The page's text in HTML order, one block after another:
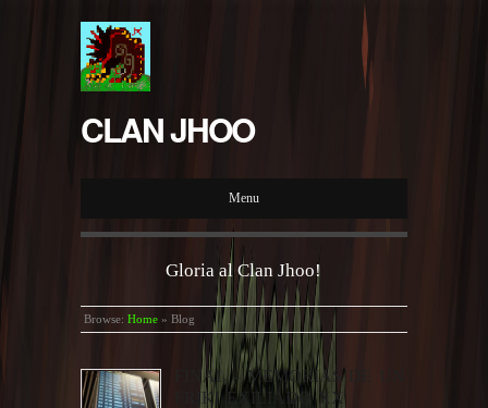
CLAN JHOO
Menu
Gloria al Clan Jhoo!
Browse: Home » Blog
FINAL – MEMORIAS DE UN
FRIKI EXILIADO XX